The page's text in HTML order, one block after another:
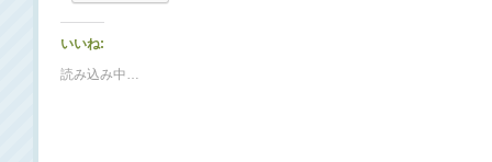
いいね:
読み込み中…